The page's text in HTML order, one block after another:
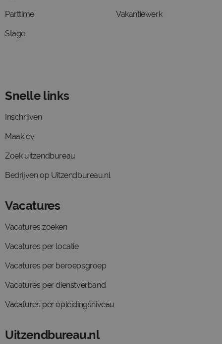
Parttime
Stage
Vakantiewerk
Snelle links
Inschrijven
Maak cv
Zoek uitzendbureau
Bedrijven op Uitzendbureau.nl
Vacatures
Vacatures zoeken
Vacatures per locatie
Vacatures per beroepsgroep
Vacatures per dienstverband
Vacatures per opleidingsniveau
Uitzendbureau.nl